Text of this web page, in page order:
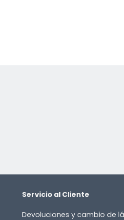
Servicio al Cliente
Devoluciones y cambio de